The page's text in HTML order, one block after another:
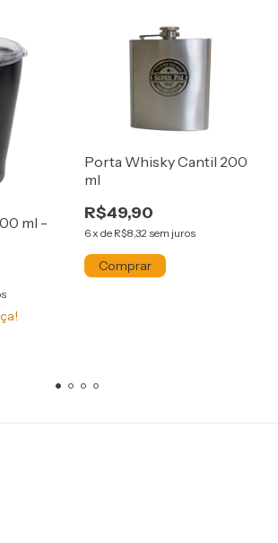
ml -
Porta Whisky Cantil 200
ml
R$49,90
6x de R$8,32 sem juros